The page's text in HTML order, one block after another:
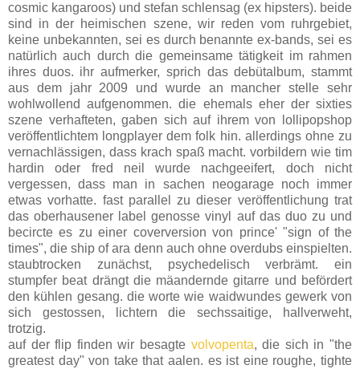
cosmic kangaroos) und stefan schlensag (ex hipsters). beide
sind in der heimischen szene, wir reden vom ruhrgebiet,
keine unbekannten, sei es durch benannte ex-bands, sei es
natürlich auch durch die gemeinsame tätigkeit im rahmen
ihres duos. ihr aufmerker, sprich das debütalbum, stammt
aus dem jahr 2009 und wurde an mancher stelle sehr
wohlwollend aufgenommen. die ehemals eher der sixties
szene verhafteten, gaben sich auf ihrem von lollipopshop
veröffentlichtem longplayer dem folk hin. allerdings ohne zu
vernachlässigen, dass krach spaß macht. vorbildern wie tim
hardin oder fred neil wurde nachgeeifert, doch nicht
vergessen, dass man in sachen neogarage noch immer
etwas vorhatte. fast parallel zu dieser veröffentlichung trat
das oberhausener label genosse vinyl auf das duo zu und
becircte es zu einer coverversion von prince' "sign of the
times", die ship of ara denn auch ohne overdubs einspielten.
staubtrocken zunächst, psychedelisch verbrämt. ein
stumpfer beat drängt die mäandernde gitarre und befördert
den kühlen gesang. die worte wie waidwundes gewerk von
sich gestossen, lichtern die sechssaitige, hallverweht,
trotzig.
auf der flip finden wir besagte volvopenta, die sich in "the
greatest day" von take that aalen. es ist eine roughe, tighte